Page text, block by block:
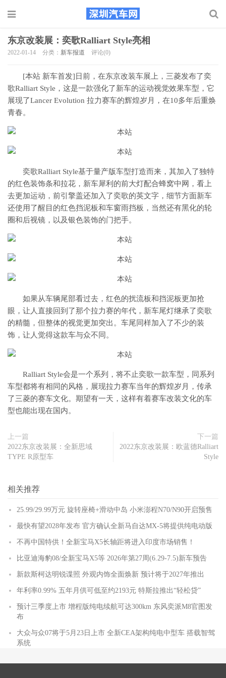
东京改装展：奕歌Ralliart Style亮相
2022-01-14 分类： 新车报道 评论(0)
[本站 新车首发]日前，在东京改装车展上，三菱发布了奕
歌Ralliart Style，这是一款强化了新车的运动视觉效果车型，它
展现了Lancer Evolution 拉力赛车的辉煌岁月，在10多年后重焕
青春。
奕歌Ralliart Style基于量产版车型打造而来，其加入了独特
的红色装饰条和拉花，新车犀利的前大灯配合蜂窝中网，看上
去更加运动，前引擎盖还加入了奕歌的英文字，细节方面新车
还使用了醒目的红色挡泥板和车窗雨挡板，当然还有黑化的轮
圈和后视镜，以及银色装饰的门把手。
如果从车辆尾部看过去，红色的扰流板和挡泥板更加抢
眼，让人直接回到了那个拉力赛的年代，新车尾灯继承了奕歌
的精髓，但整体的视觉更加突出。车尾同样加入了不少的装
饰，让人觉得这款车与众不同。
Ralliart Style会是一个系列，将不止奕歌一款车型，同系列
车型都将有相同的风格，展现拉力赛车当年的辉煌岁月，传承
了三菱的赛车文化。期望有一天，这样有着赛车改装文化的车
型也能出现在国内。
上一篇
2022东京改装展：全新思域
TYPE R原型车
下一篇
2022东京改装展：欧蓝德Ralliart
Style
相关推荐
25.99/29.99万元 旋转座椅+滑动中岛 小米澎程N70/N90开启预售
最快有望2028年发布 官方确认全新马自达MX-5将提供纯电动版
不再中国特供！全新宝马X5长轴距将进入印度市场销售！
比亚迪海豹08/全新宝马X5等 2026年第27周(6.29-7.5)新车预告
新款斯柯达明锐谍照 外观内饰全面焕新 预计将于2027年推出
年利率0.99% 五年月供可低至约2193元 特斯拉推出“轻松贷”
预计三季度上市 增程版纯电续航可达300km 东风奕派M8官图发
布
大众与众07将于5月23日上市 全新CEA架构纯电中型车 搭载智驾
系统